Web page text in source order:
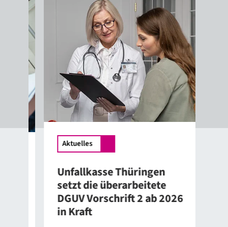
Aktuelles
Unfallkasse Thüringen
setzt die überarbeitete
DGUV Vorschrift 2 ab 2026
in Kraft